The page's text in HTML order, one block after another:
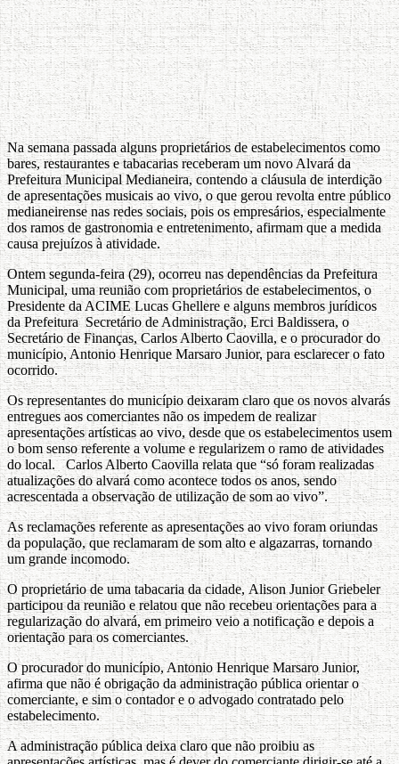
Na semana passada alguns proprietários de estabelecimentos como
bares, restaurantes e tabacarias receberam um novo Alvará da
Prefeitura Municipal Medianeira, contendo a cláusula de interdição
de apresentações musicais ao vivo, o que gerou revolta entre público
medianeirense nas redes sociais, pois os empresários, especialmente
dos ramos de gastronomia e entretenimento, afirmam que a medida
causa prejuízos à atividade.
Ontem segunda-feira (29), ocorreu nas dependências da Prefeitura
Municipal, uma reunião com proprietários de estabelecimentos, o
Presidente da ACIME Lucas Ghellere e alguns membros jurídicos
da Prefeitura Secretário de Administração, Erci Baldissera, o
Secretário de Finanças, Carlos Alberto Caovilla, e o procurador do
município, Antonio Henrique Marsaro Junior, para esclarecer o fato
ocorrido.
Os representantes do município deixaram claro que os novos alvarás
entregues aos comerciantes não os impedem de realizar
apresentações artísticas ao vivo, desde que os estabelecimentos usem
o bom senso referente a volume e regularizem o ramo de atividades
do local. Carlos Alberto Caovilla relata que “só foram realizadas
atualizações do alvará como acontece todos os anos, sendo
acrescentada a observação de utilização de som ao vivo”.
As reclamações referente as apresentações ao vivo foram oriundas
da população, que reclamaram de som alto e algazarras, tornando
um grande incomodo.
O proprietário de uma tabacaria da cidade, Alison Junior Griebeler
participou da reunião e relatou que não recebeu orientações para a
regularização do alvará, em primeiro veio a notificação e depois a
orientação para os comerciantes.
O procurador do município, Antonio Henrique Marsaro Junior,
afirma que não é obrigação da administração pública orientar o
comerciante, e sim o contador e o advogado contratado pelo
estabelecimento.
A administração pública deixa claro que não proibiu as